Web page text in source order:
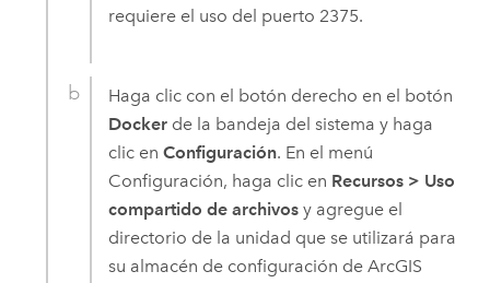
requiere el uso del puerto 2375.
Haga clic con el botón derecho en el botón
Docker de la bandeja del sistema y haga
clic enConfiguración. En el menú
Configuración, haga clic en Recursos > Uso
compartido de archivos y agregue el
directorio de la unidad que se utilizará para
su almacén de configuración deArcGIS